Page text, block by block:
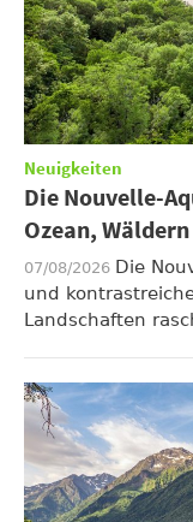
Neuigkeiten
Die Nouvelle-
Ozean,
07/08/2026 Die
und
Landschaften